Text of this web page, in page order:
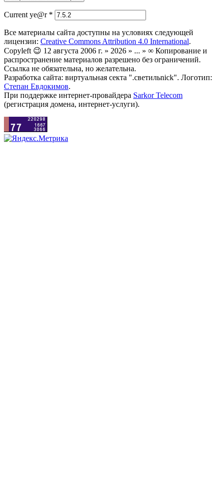
Current ye@r *
Все материалы сайта доступны на условиях следующей
лицензии: Creative Commons Attribution 4.0 International.
Copyleft 😉 12 августа 2006 г. » 2026 » ... » ∞ Копирование и
распространение материалов разрешено без ограничений.
Ссылка не обязательна, но желательна.
Разработка сайта: виртуальная секта ".светильnick". Логотип:
Степан Евдокимов.
При поддержке интернет-провайдера Sarkor Telecom
(регистрация домена, интернет-услуги).